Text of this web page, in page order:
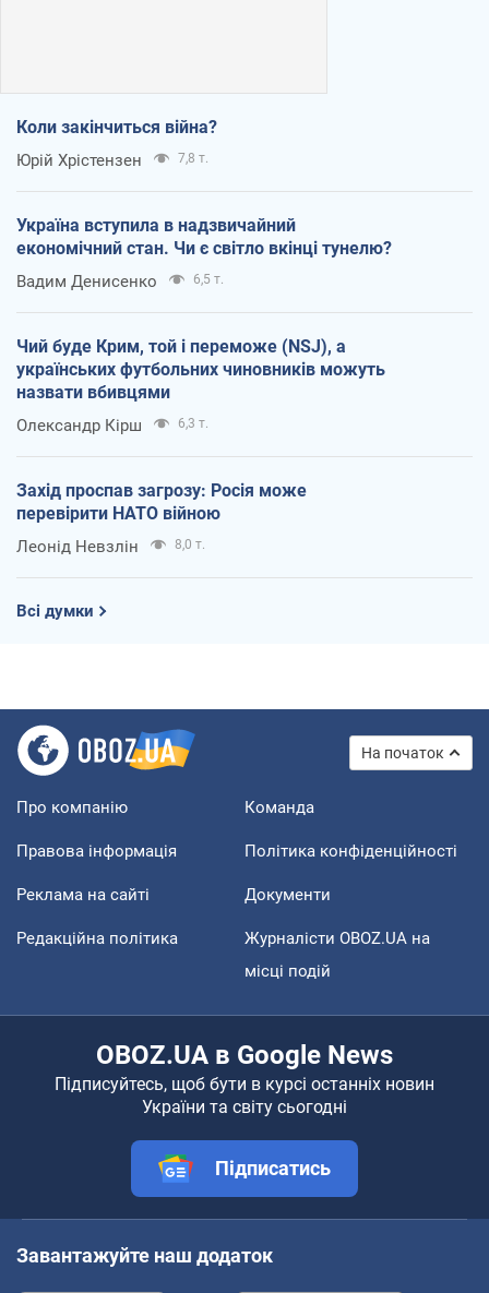
Коли закінчиться війна?
Юрій Хрістензен 7,8 т.
Україна вступила в надзвичайний
економічний стан. Чи є світло вкінці тунелю?
Вадим Денисенко 6,5 т.
Чий буде Крим, той і переможе (NSJ), а
українських футбольних чиновників можуть
назвати вбивцями
Олександр Кірш 6,3 т.
Захід проспав загрозу: Росія може
перевірити НАТО війною
Леонід Невзлін 8,0 т.
Всі думки
На початок
Про компанію Команда
Правова інформація Політика конфіденційності
Реклама на сайті Документи
Редакційна політика
Журналісти OBOZ.UA на
місці подій
OBOZ.UA в Google News
Підписуйтесь, щоб бути в курсі останніх новин
України та світу сьогодні
Підписатись
Завантажуйте наш додаток